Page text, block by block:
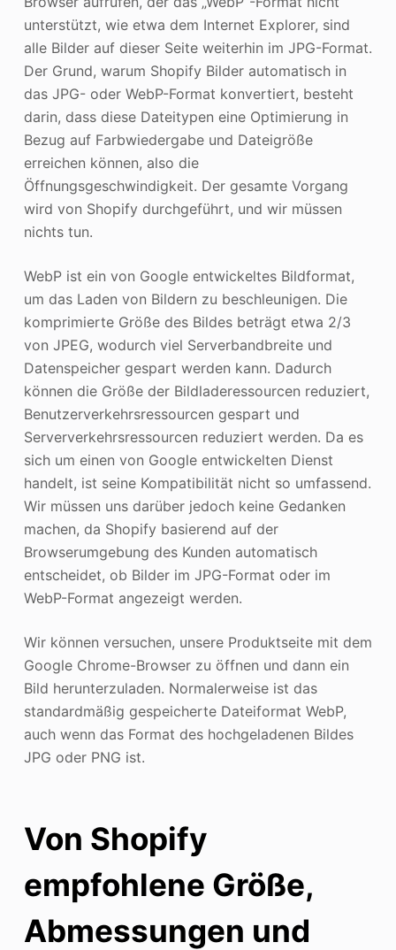
unterstützt, wie etwa dem Internet Explorer, sind
alle Bilder auf dieser Seite weiterhin im JPG-Format.
Der Grund, warum Shopify Bilder automatisch in
das JPG- oder WebP-Format konvertiert, besteht
darin, dass diese Dateitypen eine Optimierung in
Bezug auf Farbwiedergabe und Dateigröße
erreichen können, also die
Öffnungsgeschwindigkeit. Der gesamte Vorgang
wird von Shopify durchgeführt, und wir müssen
nichts tun.
WebP ist ein von Google entwickeltes Bildformat,
um das Laden von Bildern zu beschleunigen. Die
komprimierte Größe des Bildes beträgt etwa 2/3
von JPEG, wodurch viel Serverbandbreite und
Datenspeicher gespart werden kann. Dadurch
können die Größe der Bildladeressourcen reduziert,
Benutzerverkehrsressourcen gespart und
Serververkehrsressourcen reduziert werden. Da es
sich um einen von Google entwickelten Dienst
handelt, ist seine Kompatibilität nicht so umfassend.
Wir müssen uns darüber jedoch keine Gedanken
machen, da Shopify basierend auf der
Browserumgebung des Kunden automatisch
entscheidet, ob Bilder im JPG-Format oder im
WebP-Format angezeigt werden.
Wir können versuchen, unsere Produktseite mit dem
Google Chrome-Browser zu öffnen und dann ein
Bild herunterzuladen. Normalerweise ist das
standardmäßig gespeicherte Dateiformat WebP,
auch wenn das Format des hochgeladenen Bildes
JPG oder PNG ist.
Von Shopify
empfohlene Größe,
Abmessungen und